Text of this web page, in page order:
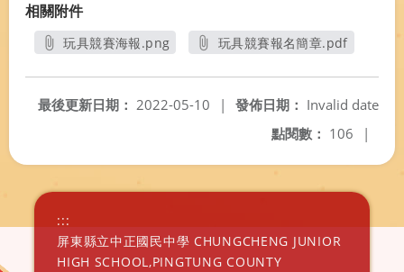
相關附件
玩具競賽海報.png
玩具競賽報名簡章.pdf
發佈日期： Invalid date
最後更新日期： 2022-05-10
|
點閱數： 106 |
:::
屏東縣立中正國民中學 CHUNGCHENG JUNIOR
HIGH SCHOOL,PINGTUNG COUNTY